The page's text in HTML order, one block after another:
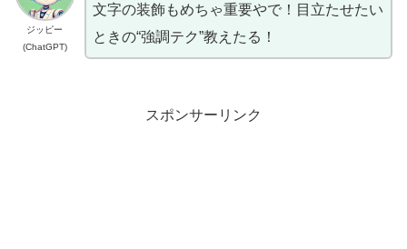
ジッピー
(ChatGPT)
文字の装飾もめちゃ重要やで！目立たせたい
ときの“強調テク”教えたる！
スポンサーリンク